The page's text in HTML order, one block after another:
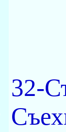
32-